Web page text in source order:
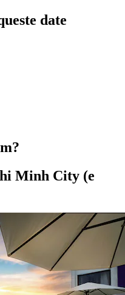
date
Minh City (e